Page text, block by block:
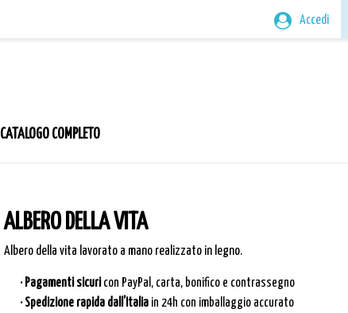
Accedi
CATALOGO COMPLETO
ALBERO DELLA VITA
Albero della vita lavorato a mano realizzato in legno.
· Pagamenti sicuri con PayPal, carta, bonifico e contrassegno
· Spedizione rapida dall’Italia in 24h con imballaggio accurato